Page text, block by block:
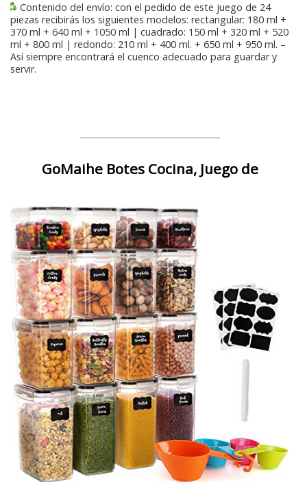
Contenido del envío: con el pedido de este juego de 24
piezas recibirás los siguientes modelos: rectangular: 180 ml +
370 ml + 640 ml + 1050 ml | cuadrado: 150 ml + 320 ml + 520
ml + 800 ml | redondo: 210 ml + 400 ml. + 650 ml + 950 ml. –
Así siempre encontrará el cuenco adecuado para guardar y
servir.
GoMaihe Botes Cocina, Juego de